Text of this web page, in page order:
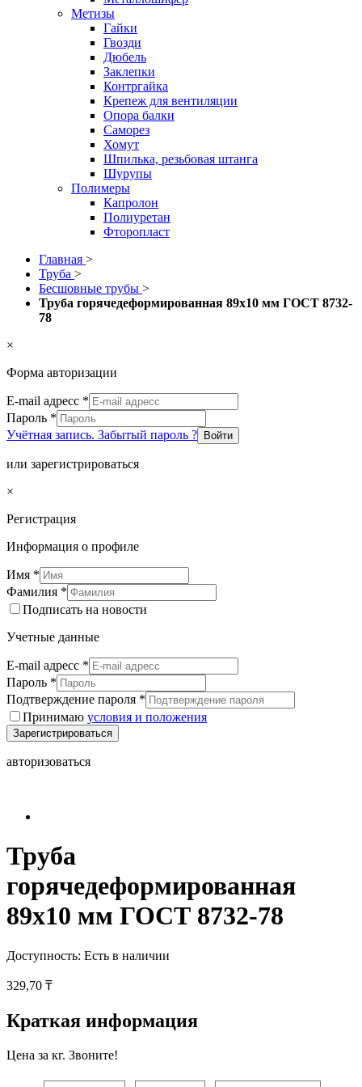
Метизы
Гайки
Гвозди
Дюбель
Заклепки
Контргайка
Крепеж для вентиляции
Опора балки
Саморез
Хомут
Шпилька, резьбовая штанга
Шурупы
Полимеры
Капролон
Полиуретан
Фторопласт
Главная >
Труба >
Бесшовные трубы >
Труба горячедеформированная 89х10 мм ГОСТ 8732-
78
×
Форма авторизации
E-mail адресс *
Пароль *
Учётная запись. Забытый пароль ?
Войти
или зарегистрироваться
×
Регистрация
Информация о профиле
Имя *
Фамилия *
Подписать на новости
Учетные данные
E-mail адресс *
Пароль *
Подтверждение пароля *
Принимаю условия и положения
Зарегистрироваться
авторизоваться
Труба
горячедеформированная
89х10 мм ГОСТ 8732-78
Доступность: Есть в наличии
329,70 ₸
Краткая информация
Цена за кг. Звоните!